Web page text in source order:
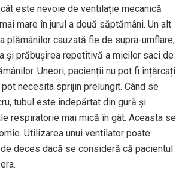
este nevoie de ventilație mecanică
mare în jurul a două săptămâni. Un alt
plămânilor cauzată fie de supra-umflare,
și prăbușirea repetitivă a micilor saci de
Uneori, pacienții nu pot fi înțărcați
necesita sprijin prelungit. Când se
tubul este îndepărtat din gură și
respiratorie mai mică în gât. Aceasta se
Utilizarea unui ventilator poate
deces dacă se consideră că pacientul